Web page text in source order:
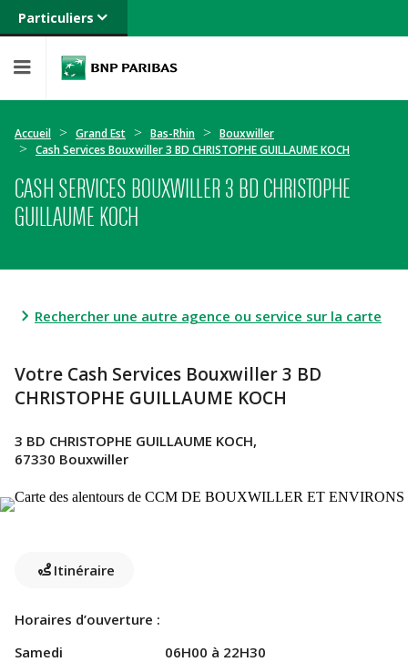
Particuliers
Banque privée
Entreprises
Accueil Grand Est Bas-Rhin
Bouxwiller
Cash Services Bouxwiller 3 BD CHRISTOPHE GUILLAUME KOCH
CASH SERVICES BOUXWILLER 3 BD CHRISTOPHE
GUILLAUME KOCH
Rechercher une autre agence ou service sur la carte
Votre Cash Services Bouxwiller 3 BD
CHRISTOPHE GUILLAUME KOCH
3 BD CHRISTOPHE GUILLAUME KOCH,
67330 Bouxwiller
Itinéraire
Horaires d’ouverture :
Samedi
06H00 à 22H30